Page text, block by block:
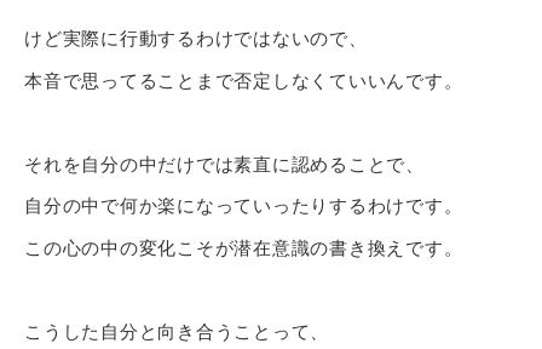
けど実際に行動するわけではないので、
本音で思ってることまで否定しなくていいんです。
それを自分の中だけでは素直に認めることで、
自分の中で何か楽になっていったりするわけです。
この心の中の変化こそが潜在意識の書き換えです。
こうした自分と向き合うことって、